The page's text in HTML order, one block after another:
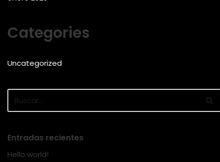
Categories
Uncategorized
Entradas recientes
Hello world!